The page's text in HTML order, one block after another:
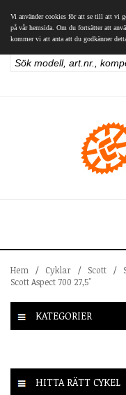
Vi använder cookies för att se till att vi
på vår hemsida. Om du fortsätter att
kommer vi att anta att du godkänner
Hem / Cyklar / Scott /
Scott Aspect 700 27,5"
KATEGORIER
HITTA RÄTT CYKEL